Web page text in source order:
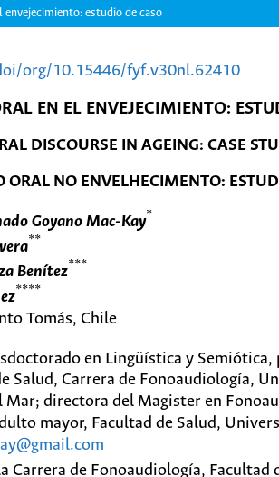
envejecimiento: estudio de caso